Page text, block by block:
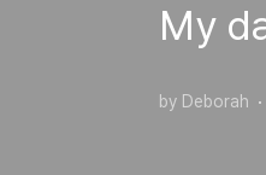
My
by Deborah